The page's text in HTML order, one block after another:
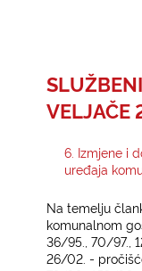
VELJAČE
6. Izmjene i
uređaja
Na temelju
komunalnom
36/95., 70/97.,
26/02. -